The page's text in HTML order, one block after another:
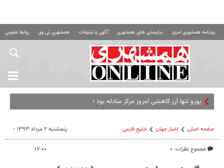
روزنامه همشهری امروز نیازمندی های همشهری آگهی و تبلیغات همشهری تی وی روابط عمومی
یورو تنها ارز کاهشی امروز مرکز مبادله بود ؛ حواله دلار چقدر
صفحه اصلی اخبار جهان خلیج‌ فارس
مجموع نظرات: ۰
پنجشنبه ۲ مرداد ۱۳۹۳ -
۱۷:۰۰